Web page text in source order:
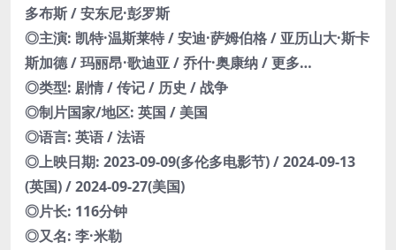
多布斯 / 安东尼·彭罗斯
◎主演: 凯特·温斯莱特 / 安迪·萨姆伯格 / 亚历山大·斯卡
斯加德 / 玛丽昂·歌迪亚 / 乔什·奥康纳 / 更多…
◎类型: 剧情 / 传记 / 历史 / 战争
◎制片国家/地区: 英国 / 美国
◎语言: 英语 / 法语
◎上映日期: 2023-09-09(多伦多电影节) / 2024-09-13
(英国) / 2024-09-27(美国)
◎片长: 116分钟
◎又名: 李·米勒